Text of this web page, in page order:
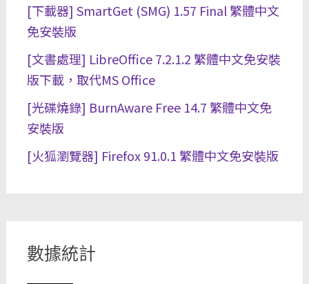
[下載器] SmartGet (SMG) 1.57 Final 繁體中文
免安裝版
[文書處理] LibreOffice 7.2.1.2 繁體中文免安裝
版下載，取代MS Office
[光碟燒錄] BurnAware Free 14.7 繁體中文免
安裝版
[火狐瀏覽器] Firefox 91.0.1 繁體中文免安裝版
數據統計